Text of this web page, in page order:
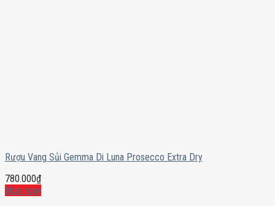
Rượu Vang Sủi Gemma Di Luna Prosecco Extra Dry
780.000₫
Mua ngay